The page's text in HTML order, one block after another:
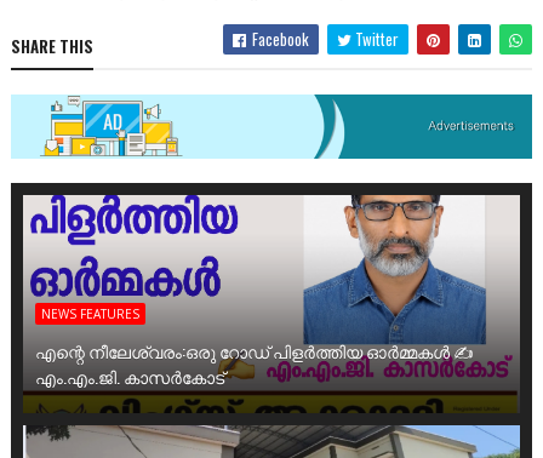
SHARE THIS Facebook Twitter
NEWS FEATURES
എന്റെ നീലേശ്വരം:ഒരു റോഡ് പിളർത്തിയ ഓർമ്മകൾ ✍️
എം.എം.ജി. കാസർകോട്